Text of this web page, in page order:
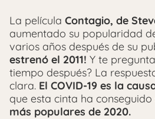
La película Contagio, de
aumentado su popularidad
varios años después de su
estrenó el 2011! Y te
tiempo después? La
clara. El COVID-19 es la
que esta cinta ha
más populares de 2020.